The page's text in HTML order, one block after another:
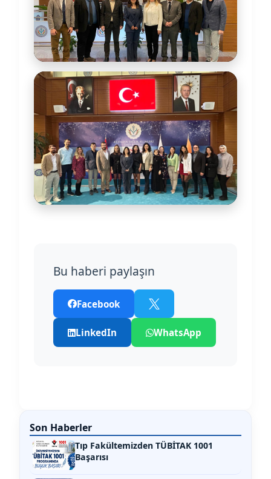
Bu haberi paylaşın
Facebook
LinkedIn WhatsApp
Son Haberler
Tıp Fakültemizden TÜBİTAK 1001
Başarısı